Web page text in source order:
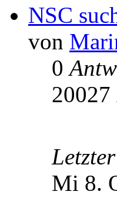
NSC
von
0
20027
Mi 8.